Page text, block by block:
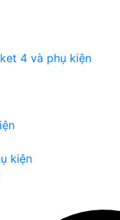
4 và phụ kiện
kiện